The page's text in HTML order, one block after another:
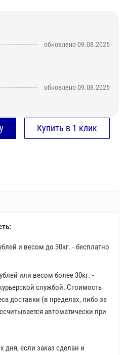
обновлено 09.08.2026
обновлено 09.08.2026
и весом до 30кг. - бесплатно
или весом более 30кг. -
службой. Стоимость
доставки (в пределах, либо за
автоматически при
дня, если заказ сделан и